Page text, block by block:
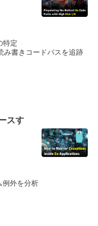
特定
み書きコードパスを追跡
スす
例外を分析